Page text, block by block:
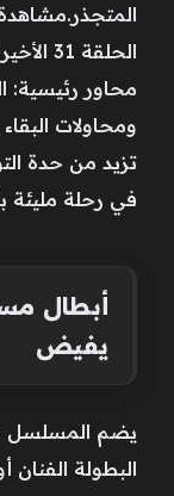
محاور رئيسية:
ومحاولات
تزيد من حدة
في رحلة مليئة
أبطال
يفيض
يضم المسلسل
البطولة